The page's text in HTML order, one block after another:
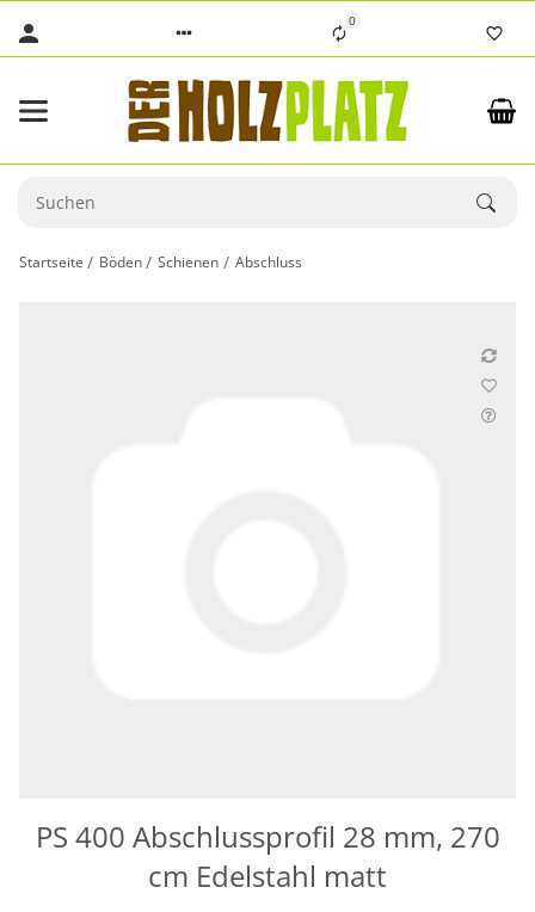
0
Startseite Böden Schienen Abschluss
PS 400 Abschlussprofil 28 mm, 270
cm Edelstahl matt